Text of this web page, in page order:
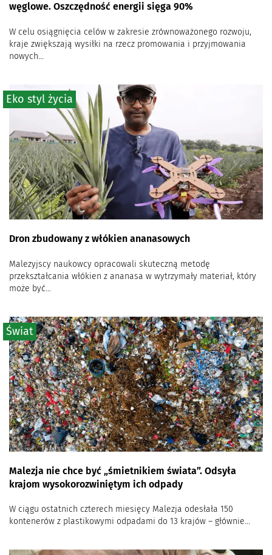
węglowe. Oszczędność energii sięga 90%
W celu osiągnięcia celów w zakresie zrównoważonego rozwoju,
kraje zwiększają wysiłki na rzecz promowania i przyjmowania
nowych...
Dron zbudowany z włókien ananasowych
Malezyjscy naukowcy opracowali skuteczną metodę
przekształcania włókien z ananasa w wytrzymały materiał, który
może być...
Eko styl życia
Malezja nie chce być „śmietnikiem świata”. Odsyła
krajom wysokorozwiniętym ich odpady
W ciągu ostatnich czterech miesięcy Malezja odesłała 150
kontenerów z plastikowymi odpadami do 13 krajów – głównie...
Świat